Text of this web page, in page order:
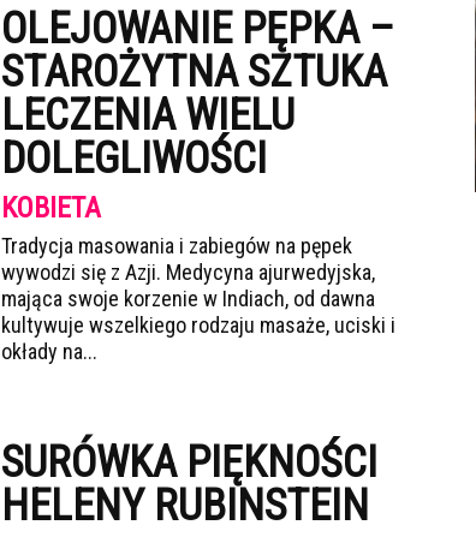
OLEJOWANIE PĘPKA –
STAROŻYTNA SZTUKA
LECZENIA WIELU
DOLEGLIWOŚCI
KOBIETA
Tradycja masowania i zabiegów na pępek
wywodzi się z Azji. Medycyna ajurwedyjska,
mająca swoje korzenie w Indiach, od dawna
kultywuje wszelkiego rodzaju masaże, uciski i
okłady na...
SURÓWKA PIĘKNOŚCI
HELENY RUBINSTEIN